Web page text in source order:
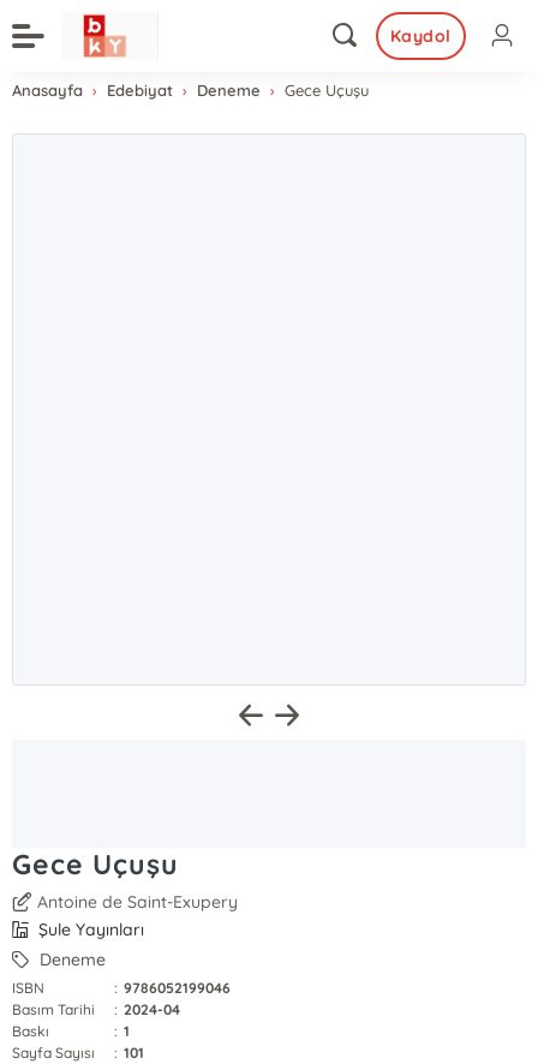
Kaydol
Anasayfa Edebiyat Deneme Gece Uçuşu
Gece Uçuşu
Antoine de Saint-Exupery
Şule Yayınları
Deneme
ISBN : 9786052199046
Basım Tarihi
: 2024-04
Baskı
: 1
Sayfa Sayısı
: 101